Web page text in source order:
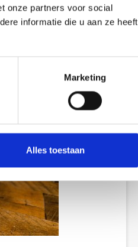
onze partners voor social
informatie die u aan ze heeft
Marketing
Alles toestaan